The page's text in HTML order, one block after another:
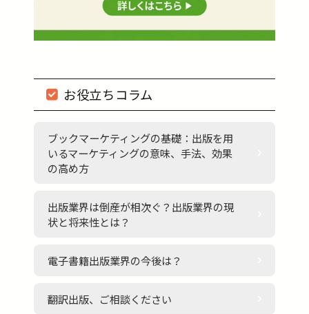
お役立ちコラム
ブックマーケティングの基礎：出版を用
いるマーケティングの意味、手法、効果
の高め方
出版業界は倒産が相次ぐ？出版業界の現
状と将来性とは？
電子書籍出版業界の今後は？
翻訳出版、ご相談ください